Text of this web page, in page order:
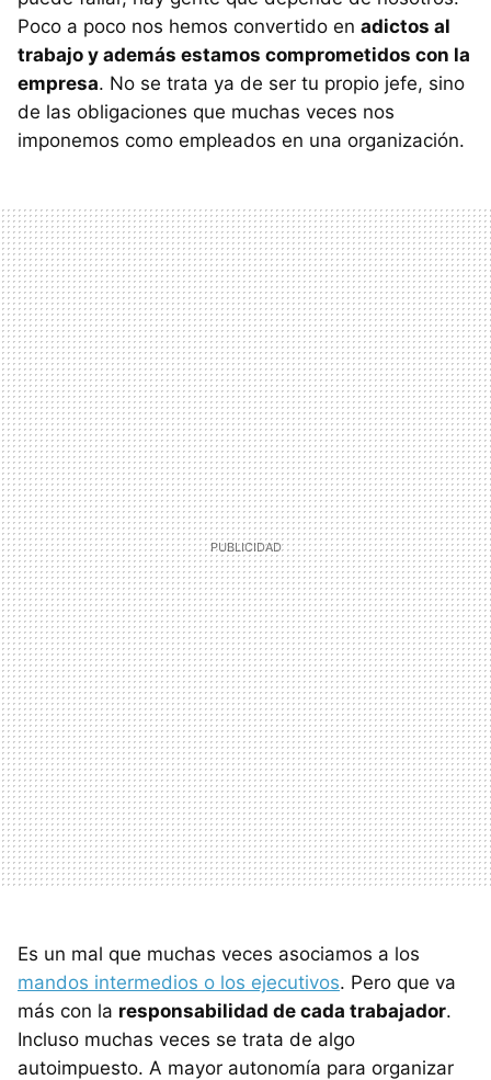
Poco a poco nos hemos convertido en adictos al
trabajo y además estamos comprometidos con la
empresa. No se trata ya de ser tu propio jefe, sino
de las obligaciones que muchas veces nos
imponemos como empleados en una organización.
Es un mal que muchas veces asociamos a los
mandos intermedios o los ejecutivos. Pero que va
más con la responsabilidad de cada trabajador.
Incluso muchas veces se trata de algo
autoimpuesto. A mayor autonomía para organizar